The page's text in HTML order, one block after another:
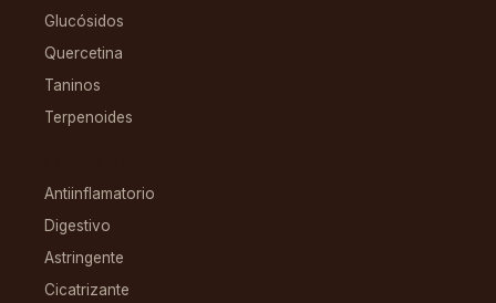
Glucósidos
Quercetina
Taninos
Terpenoides
Antiinflamatorio
Digestivo
Astringente
Cicatrizante